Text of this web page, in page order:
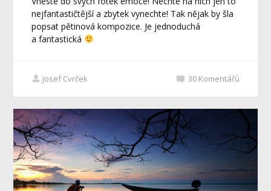
nejfantastičtější a zbytek vynechte! Tak nějak by šla
popsat pětinová kompozice. Je jednoduchá
a fantastická
Josef Cvrček 30 Komentářů